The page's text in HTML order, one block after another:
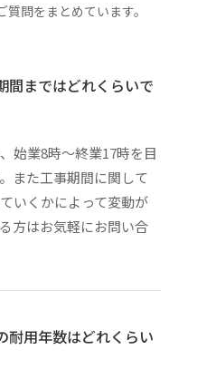
問をまとめています。
間まではどれくらいで
始業8時〜終業17時を目
また工事期間に関して
いくかによって変動が
方はお気軽にお問い合
耐用年数はどれくらい